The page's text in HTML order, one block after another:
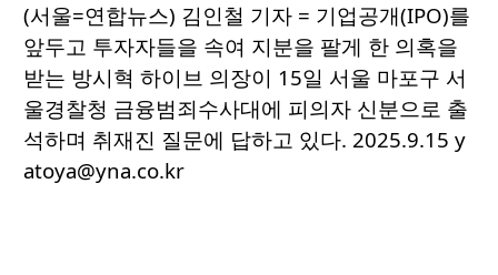
(서울=연합뉴스) 김인철 기자 = 기업공개(IPO)를
앞두고 투자자들을 속여 지분을 팔게 한 의혹을
받는 방시혁 하이브 의장이 15일 서울 마포구 서
울경찰청 금융범죄수사대에 피의자 신분으로 출
석하며 취재진 질문에 답하고 있다. 2025.9.15 y
atoya@yna.co.kr